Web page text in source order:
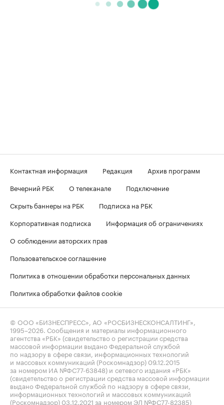
Контактная информация Редакция
Архив программ
Вечерний РБК
О телеканале
Подключение
Скрыть баннеры на РБК
Подписка на РБК
Корпоративная подписка
Информация об ограничениях
О соблюдении авторских прав
Пользовательское соглашение
Политика в отношении обработки персональных данных
Политика обработки файлов cookie
© ООО «БИЗНЕСПРЕСС», АО «РОСБИЗНЕСКОНСАЛТИНГ»,
1995–2026. Сообщения и материалы информационного
агентства «РБК» (свидетельство о регистрации средства
массовой информации выдано Федеральной службой
по надзору в сфере связи, информационных технологий
и массовых коммуникаций (Роскомнадзор) 09.12.2015
за номером ИА №ФС77-63848) и сетевого издания «РБК»
(свидетельство о регистрации средства массовой информации
выдано Федеральной службой по надзору в сфере связи,
информационных технологий и массовых коммуникаций
(Роскомнадзор) 03.12.2021 за номером ЭЛ №ФС77-82385)